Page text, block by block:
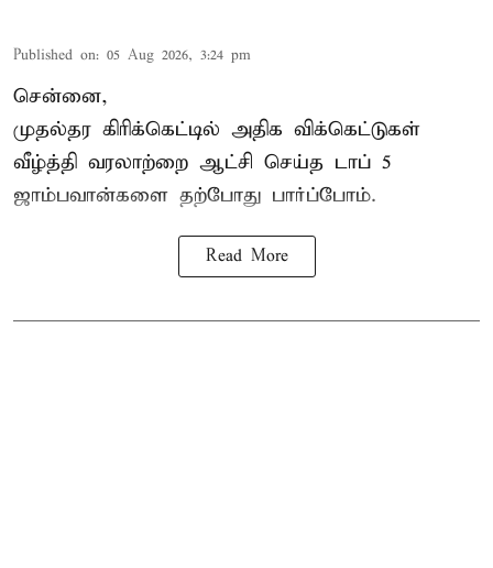
Published on: 05 Aug 2026, 3:24 pm
சென்னை,
முதல்தர கிரிக்கெட்டில் அதிக விக்கெட்டுகள்
வீழ்த்தி வரலாற்றை ஆட்சி செய்த டாப் 5
ஜாம்பவான்களை தற்போது பார்ப்போம்.
Read More